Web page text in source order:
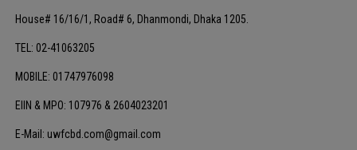
House# 16/16/1, Road# 6, Dhanmondi, Dhaka 1205.
TEL: 02-41063205
MOBILE: 01747976098
EIIN & MPO: 107976 & 2604023201
E-Mail: uwfcbd.com@gmail.com